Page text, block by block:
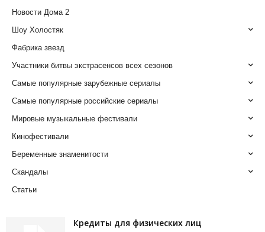
Новости Дома 2
Шоу Холостяк
Фабрика звезд
Участники битвы экстрасенсов всех сезонов
Самые популярные зарубежные сериалы
Самые популярные российские сериалы
Мировые музыкальные фестивали
Кинофестивали
Беременные знаменитости
Скандалы
Статьи
Кредиты для физических лиц